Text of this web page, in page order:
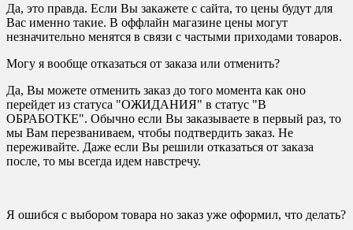
Да, это правда. Если Вы закажете с сайта, то цены будут для
Вас именно такие. В оффлайн магазине цены могут
незначительно менятся в связи с частыми приходами товаров.
Могу я вообще отказаться от заказа или отменить?
Да, Вы можете отменить заказ до того момента как оно
перейдет из статуса "ОЖИДАНИЯ" в статус "В
ОБРАБОТКЕ". Обычно если Вы заказываете в первый раз, то
мы Вам перезваниваем, чтобы подтвердить заказ. Не
переживайте. Даже если Вы решили отказаться от заказа
после, то мы всегда идем навстречу.
Я ошибся с выбором товара но заказ уже оформил, что делать?